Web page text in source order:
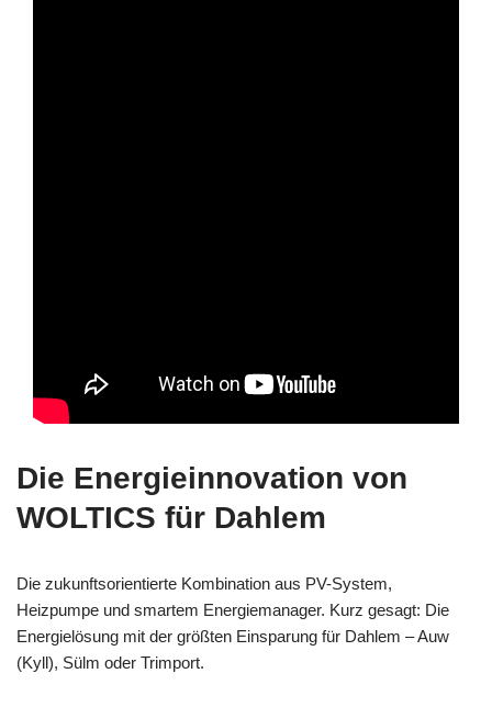
Die Energieinnovation von
WOLTICS für Dahlem
Die zukunftsorientierte Kombination aus PV-System,
Heizpumpe und smartem Energiemanager. Kurz gesagt: Die
Energielösung mit der größten Einsparung für Dahlem – Auw
(Kyll), Sülm oder Trimport.